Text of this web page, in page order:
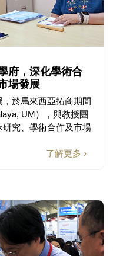
府，深化學術合
場發展
於馬來西亞拓商期間
UM），與教授團
究、學術合作及市場
了解更多 ›